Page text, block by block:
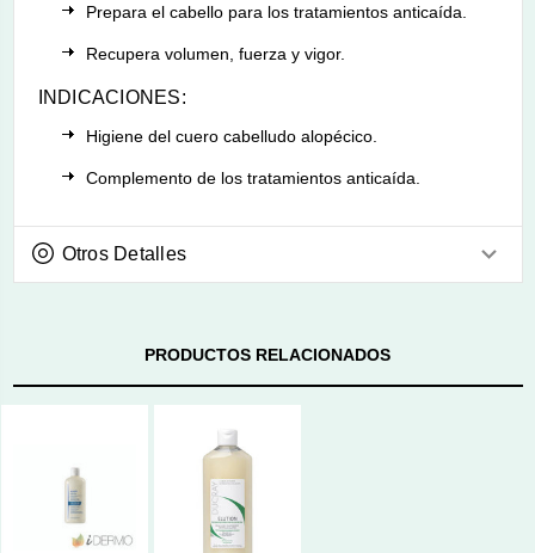
Prepara el cabello para los tratamientos anticaída.
Recupera volumen, fuerza y vigor.
INDICACIONES:
Higiene del cuero cabelludo alopécico.
Complemento de los tratamientos anticaída.
Otros Detalles
PRODUCTOS RELACIONADOS